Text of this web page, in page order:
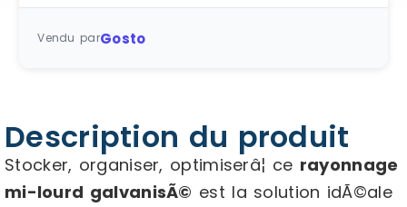
Vendu parGosto
Description du produit
Stocker, organiser, optimiserâ¦ ce rayonnage
mi-lourd galvanisÃ© est la solution idÃ©ale